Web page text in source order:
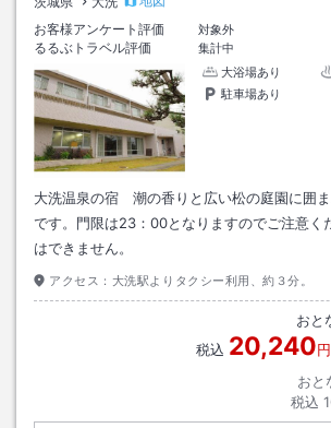
お客様アンケート評価
対象外
るるぶトラベル評価
集計中
大浴場あり
駐車場あり
大洗温泉の宿 潮の香りと広い松の庭園に囲
です。門限は23：00となりますのでご注意く
はできません。
アクセス： 大洗駅よりタクシー利用、約３分。
おと
税込 20,240円
おと
税込